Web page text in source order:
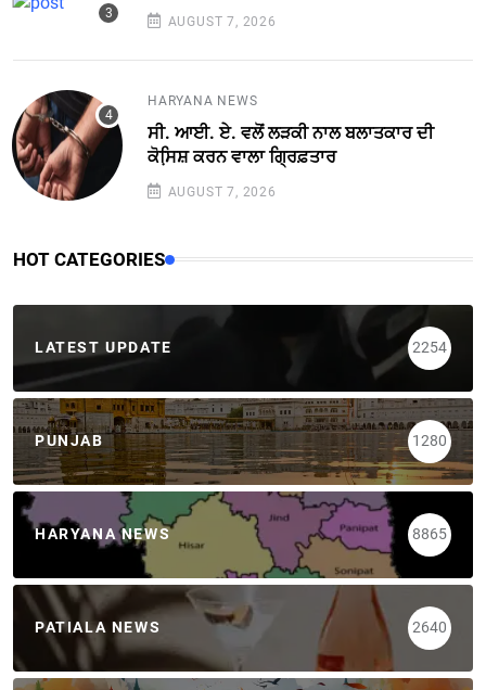
AUGUST 7, 2026
HARYANA NEWS
ਸੀ. ਆਈ. ਏ. ਵਲੋਂ ਲੜਕੀ ਨਾਲ ਬਲਾਤਕਾਰ ਦੀ
ਕੋਸਿ਼ਸ਼ ਕਰਨ ਵਾਲਾ ਗ੍ਰਿਫ਼ਤਾਰ
AUGUST 7, 2026
HOT CATEGORIES
LATEST UPDATE 2254
PUNJAB 1280
HARYANA NEWS 8865
PATIALA NEWS 2640